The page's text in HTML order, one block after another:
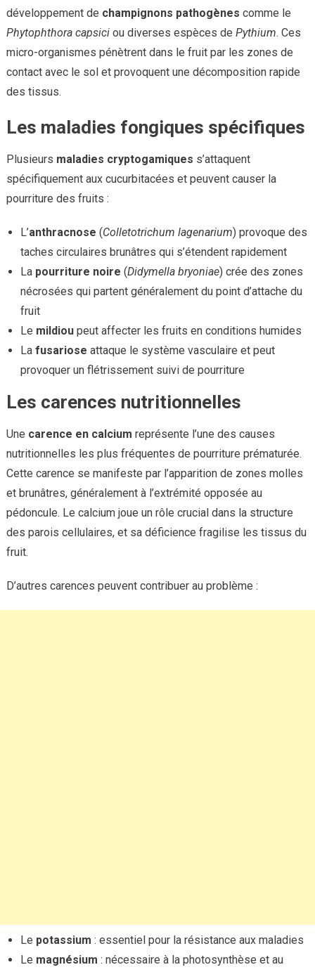
développement de champignons pathogènes comme le
Phytophthora capsiciou diverses espèces de Pythium. Ces
micro-organismes pénètrent dans le fruit par les zones de
contact avec le sol et provoquent une décomposition rapide
des tissus.
Les maladies fongiques spécifiques
Plusieurs maladies cryptogamiques s’attaquent
spécifiquement aux cucurbitacées et peuvent causer la
pourriture des fruits :
L’anthracnose (Colletotrichum lagenarium) provoque des
taches circulaires brunâtres qui s’étendent rapidement
La pourriture noire (Didymella bryoniae) crée des zones
nécrosées qui partent généralement du point d’attache du
fruit
Le mildioupeut affecter les fruits en conditions humides
La fusariose attaque le système vasculaire et peut
provoquer un flétrissement suivi de pourriture
Les carences nutritionnelles
Une carence en calcium représente l’une des causes
nutritionnelles les plus fréquentes de pourriture prématurée.
Cette carence se manifeste par l’apparition de zones molles
et brunâtres, généralement à l’extrémité opposée au
pédoncule. Le calcium joue un rôle crucial dans la structure
des parois cellulaires, et sa déficience fragilise les tissus du
fruit.
D’autres carences peuvent contribuer au problème :
Le potassium : essentiel pour la résistance aux maladies
Le magnésium : nécessaire à la photosynthèse et au